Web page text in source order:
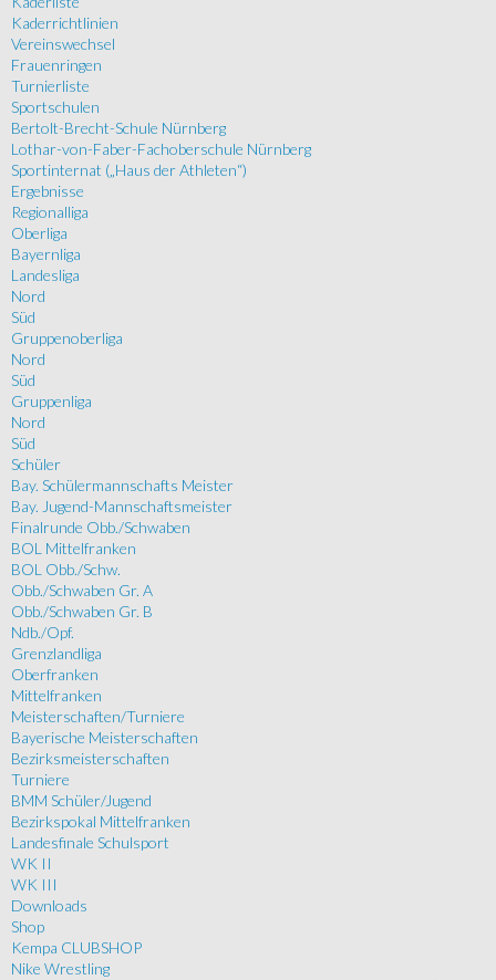
Kaderrichtlinien
Vereinswechsel
Frauenringen
Turnierliste
Sportschulen
Bertolt-Brecht-Schule Nürnberg
Lothar-von-Faber-Fachoberschule Nürnberg
Sportinternat („Haus der Athleten“)
Ergebnisse
Regionalliga
Oberliga
Bayernliga
Landesliga
Nord
Süd
Gruppenoberliga
Nord
Süd
Gruppenliga
Nord
Süd
Schüler
Bay. Schülermannschafts Meister
Bay. Jugend-Mannschaftsmeister
Finalrunde Obb./Schwaben
BOL Mittelfranken
BOL Obb./Schw.
Obb./Schwaben Gr. A
Obb./Schwaben Gr. B
Ndb./Opf.
Grenzlandliga
Oberfranken
Mittelfranken
Meisterschaften/Turniere
Bayerische Meisterschaften
Bezirksmeisterschaften
Turniere
BMM Schüler/Jugend
Bezirkspokal Mittelfranken
Landesfinale Schulsport
WK II
WK III
Downloads
Shop
Kempa CLUBSHOP
Nike Wrestling